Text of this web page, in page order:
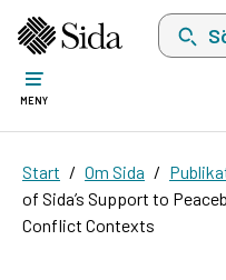
Sök på
MENY
Start Om Sida
of Sida’s Support to
Conflict Contexts